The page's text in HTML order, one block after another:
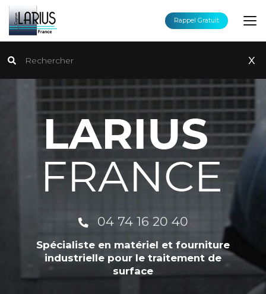
Aller
au
contenu
principal
Rechercher
x
Rappel Gratuit
04 74 16 20 40
Spécialiste en matériel et fourniture
industrielle pour le traitement de
surface